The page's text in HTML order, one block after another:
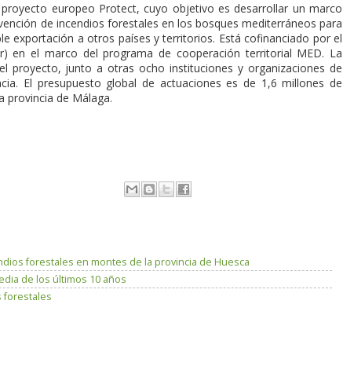
europeo Protect, cuyo objetivo es desarrollar un marco
de incendios forestales en los bosques mediterráneos para
exportación a otros países y territorios. Está cofinanciado por el
en el marco del programa de cooperación territorial MED. La
proyecto, junto a otras ocho instituciones y organizaciones de
El presupuesto global de actuaciones es de 1,6 millones de
provincia de Málaga.
forestales en montes de la provincia de Huesca
de los últimos 10 años
forestales